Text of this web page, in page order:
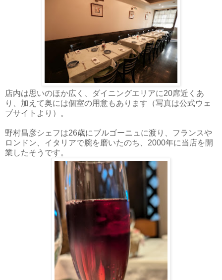
店内は思いのほか広く、ダイニングエリアに20席近くあ
り、加えて奥には個室の用意もあります（写真は公式ウェ
ブサイトより）。
野村昌彦シェフは26歳にブルゴーニュに渡り、フランスや
ロンドン、イタリアで腕を磨いたのち、2000年に当店を開
業したそうです。